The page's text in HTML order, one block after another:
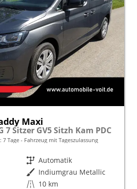
Maxi
7 Sitzer GV5 Sitzh Kam PDC
7 Tage Fahrzeug mit Tageszulassung
Getriebe Automatik
Außenfarbe Indiumgrau Metallic
Kilometerstand 10 km